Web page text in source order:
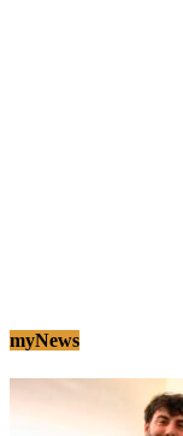
myNews